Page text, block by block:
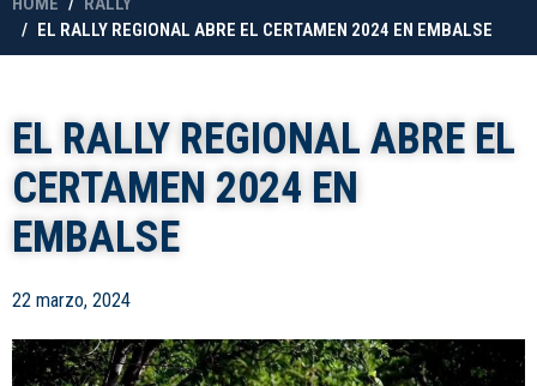
EL RALLY REGIONAL ABRE EL CERTAMEN 2024 EN EMBALSE
EL RALLY REGIONAL ABRE EL
CERTAMEN 2024 EN
EMBALSE
22 marzo, 2024